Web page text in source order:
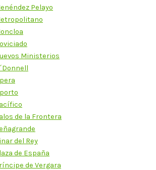
Pelayo
Ministerios
de la Frontera
del Rey
de España
de Vergara